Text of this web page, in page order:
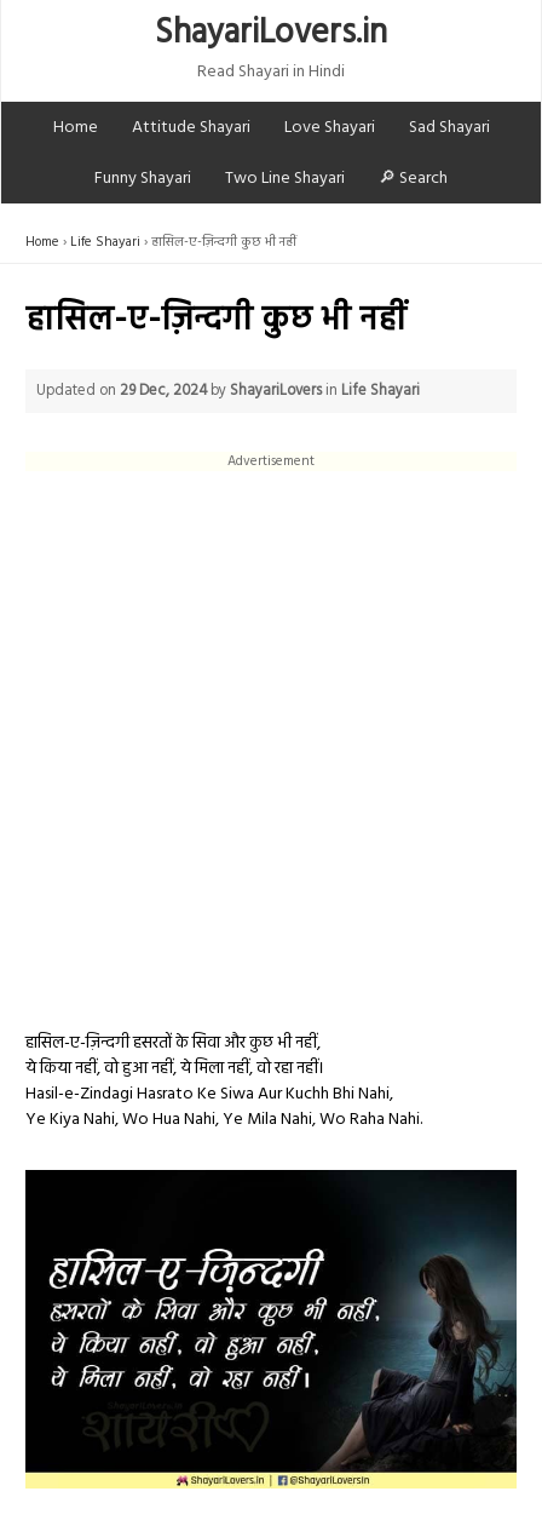
ShayariLovers.in
Read Shayari in Hindi
Home
Attitude Shayari Love Shayari
Sad Shayari
Funny Shayari
Two Line Shayari 🔎 Search
Home Life Shayari हासिल-ए-ज़िन्दगी कुछ भी नहीं
हासिल-ए-ज़िन्दगी कुछ भी नहीं
Updated on 29 Dec, 2024by ShayariLoversin Life Shayari
Advertisement
हासिल-ए-ज़िन्दगी हसरतों के सिवा और कुछ भी नहीं,
ये किया नहीं, वो हुआ नहीं, ये मिला नहीं, वो रहा नहीं।
Hasil-e-Zindagi Hasrato Ke Siwa Aur Kuchh Bhi Nahi,
Ye Kiya Nahi, Wo Hua Nahi, Ye Mila Nahi, Wo Raha Nahi.